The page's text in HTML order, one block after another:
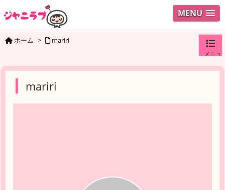
MENU
メニュ
ホーム > mariri
mariri